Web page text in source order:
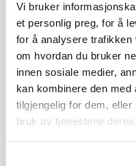
Vi bruker
et personlig preg, for å
for å analysere trafikken
om hvordan du bruker
innen sosiale medier,
kan kombinere den med
tilgjengelig for dem,
bruk av tjenestene deres.